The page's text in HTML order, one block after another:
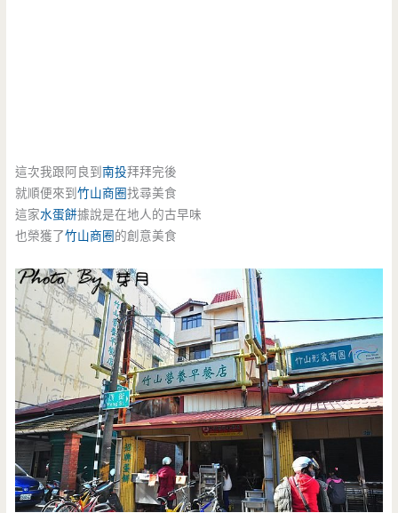
這次我跟阿良到南投拜拜完後
就順便來到竹山商圈找尋美食
這家水蛋餅據說是在地人的古早味
也榮獲了竹山商圈的創意美食